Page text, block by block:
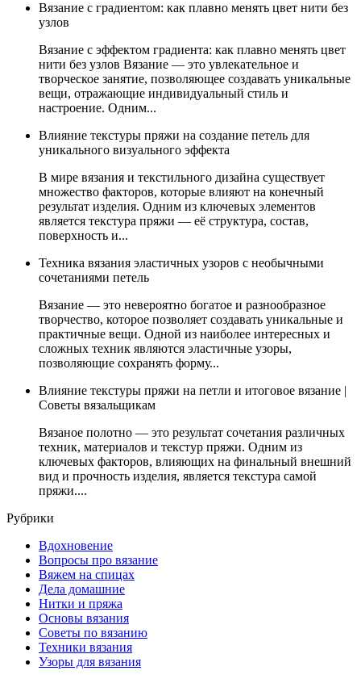
Вязание с градиентом: как плавно менять цвет нити без
узлов
Вязание с эффектом градиента: как плавно менять цвет
нити без узлов Вязание — это увлекательное и
творческое занятие, позволяющее создавать уникальные
вещи, отражающие индивидуальный стиль и
настроение. Одним...
Влияние текстуры пряжи на создание петель для
уникального визуального эффекта
В мире вязания и текстильного дизайна существует
множество факторов, которые влияют на конечный
результат изделия. Одним из ключевых элементов
является текстура пряжи — её структура, состав,
поверхность и...
Техника вязания эластичных узоров с необычными
сочетаниями петель
Вязание — это невероятно богатое и разнообразное
творчество, которое позволяет создавать уникальные и
практичные вещи. Одной из наиболее интересных и
сложных техник являются эластичные узоры,
позволяющие сохранять форму...
Влияние текстуры пряжи на петли и итоговое вязание |
Советы вязальщикам
Вязаное полотно — это результат сочетания различных
техник, материалов и текстур пряжи. Одним из
ключевых факторов, влияющих на финальный внешний
вид и прочность изделия, является текстура самой
пряжи....
Рубрики
Вдохновение
Вопросы про вязание
Вяжем на спицах
Дела домашние
Нитки и пряжа
Основы вязания
Советы по вязанию
Техники вязания
Узоры для вязания